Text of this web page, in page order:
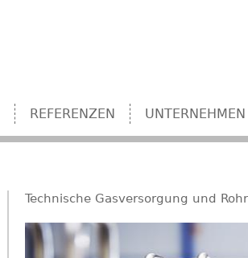
REFERENZEN UNTERNEHMEN
Technische Gasversorgung und